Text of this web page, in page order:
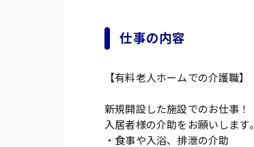
仕事の内容
【有料老人ホームでの介護職】
新規開設した施設でのお仕事！
入居者様の介助をお願いします。
・食事や入浴、排泄の介助